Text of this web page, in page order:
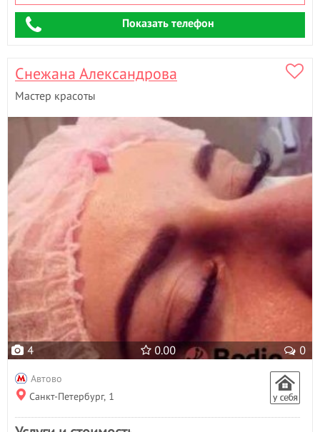
Показать телефон
Снежана Александрова
Мастер красоты
4 0.00 0
Автово
Санкт-Петербург, 1